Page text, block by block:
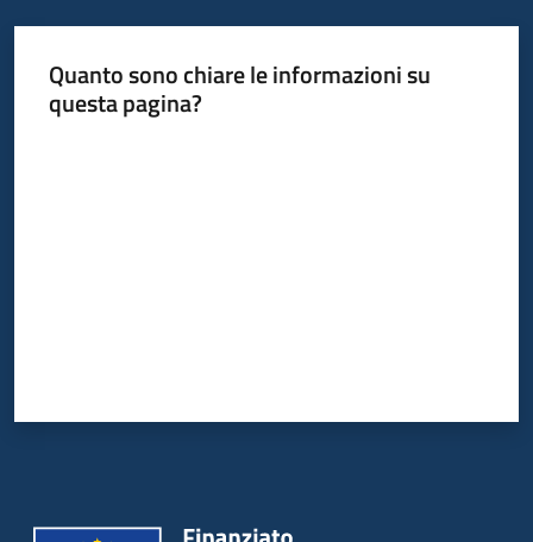
Quanto sono chiare le informazioni su
questa pagina?